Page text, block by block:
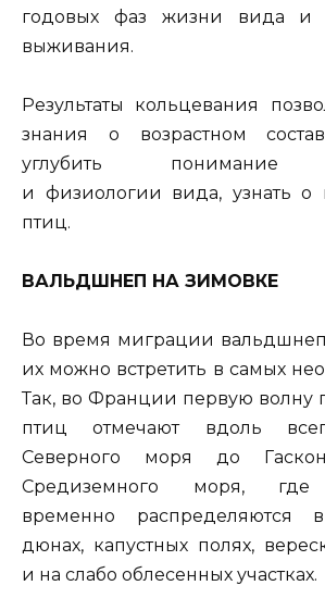
годовых фаз жизни вида и
выживания.
Результаты кольцевания
знания о возрастном
углубить понимание
и физиологии вида, узнать о
птиц.
ВАЛЬДШНЕП НА ЗИМОВКЕ
Во время миграции
их можно встретить в самых
Так, во Франции первую волну
птиц отмечают вдоль
Северного моря до
Средиземного моря, где
временно распределяются
дюнах, капустных полях,
и на слабо облесенных участках.